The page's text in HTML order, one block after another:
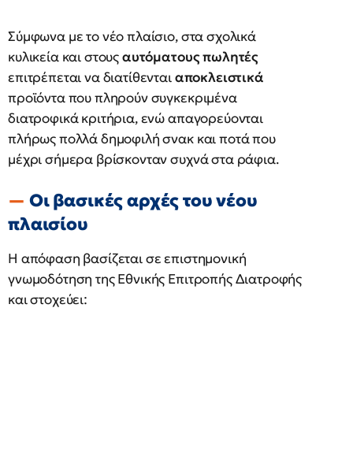
Σύμφωνα με το νέο πλαίσιο, στα σχολικά
κυλικεία και στουςαυτόματους πωλητές
επιτρέπεται να διατίθενταιαποκλειστικά
προϊόντα που πληρούν συγκεκριμένα
διατροφικά κριτήρια, ενώ απαγορεύονται
πλήρως πολλά δημοφιλή σνακ και ποτά που
μέχρι σήμερα βρίσκονταν συχνά στα ράφια.
Οι βασικές αρχές του νέου
πλαισίου
Η απόφαση βασίζεται σε επιστημονική
γνωμοδότηση της Εθνικής Επιτροπής Διατροφής
και στοχεύει: